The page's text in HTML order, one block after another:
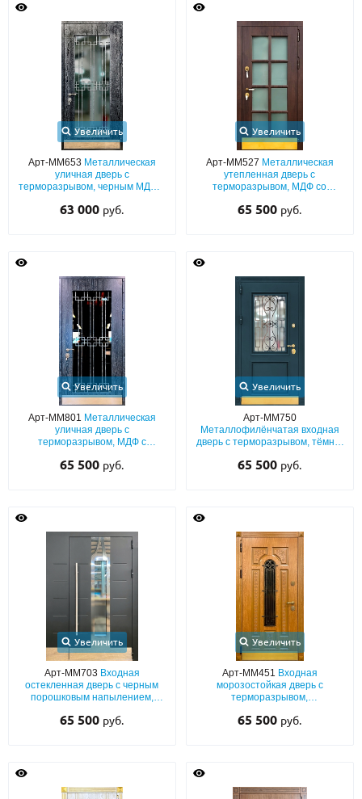
Увеличить
Арт-ММ653 Металлическая
уличная дверь с
терморазрывом, черным МДФ с
стеклопакетом, ковкой и
63 000 руб.
Увеличить
Арт-ММ527 Металлическая
утепленная дверь с
терморазрывом, МДФ со
остеклением и латунным
65 500 руб.
Увеличить
Арт-ММ801 Металлическая
уличная дверь с
терморазрывом, МДФ с
и отбойной пластиной
65 500 руб.
Увеличить
Арт-ММ750
Металлофилёнчатая входная
дверь с терморазрывом, тёмно-
напылением, ковкой, стеклом и
65 500 руб.
Увеличить
Арт-ММ703 Входная
остекленная дверь с черным
порошковым напылением,
боковой глухой вставкой,
65 500 руб.
Увеличить
Арт-ММ451 Входная
морозостойкая дверь с
терморазрывом,
стеклопакетом, ковкой и
65 500 руб.